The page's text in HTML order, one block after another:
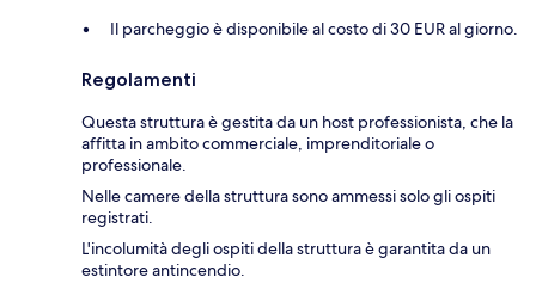
Il parcheggio è disponibile al costo di 30 EUR al giorno.
Regolamenti
Questa struttura è gestita da un host professionista, che la
affitta in ambito commerciale, imprenditoriale o
professionale.
Nelle camere della struttura sono ammessi solo gli ospiti
registrati.
L'incolumità degli ospiti della struttura è garantita da un
estintore antincendio.